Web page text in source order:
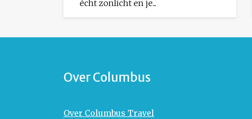
écht zonlicht en je...
Over Columbus
Over Columbus Travel